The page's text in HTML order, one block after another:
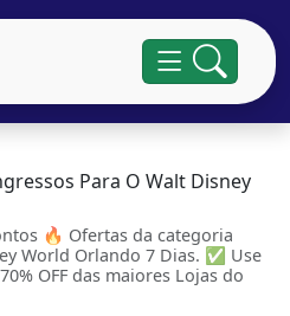
Para O Walt Disney
🔥 Ofertas da categoria
World Orlando 7 Dias. ✅ Use
OFF das maiores Lojas do